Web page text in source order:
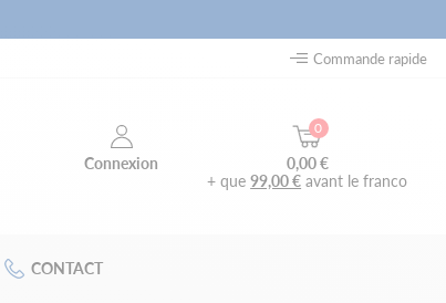
Commande rapide
Connexion
0
0,00 €
+ que99,00 € avant le franco
CONTACT